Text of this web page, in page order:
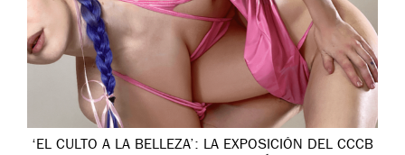
‘EL CULTO A LA BELLEZA’: LA EXPOSICIÓN DEL CCCB